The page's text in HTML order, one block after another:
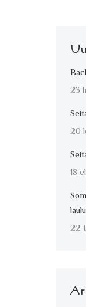
23
20
18
22